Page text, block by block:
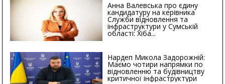
Анна Валевська про єдину
кандидатуру на керівника
Служби відновлення та
інфраструктури у Сумській
області: Хіба...
Нардеп Микола Задорожній:
Маємо чотири напрямки по
відновленню та будівництву
критичної інфраструктури